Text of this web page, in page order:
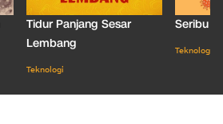
Tidur Panjang Sesar
Lembang
Teknologi
Seribu
Teknologi